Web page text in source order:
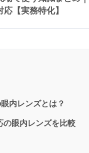
【実務特化】
内レンズとは？
の眼内レンズを比較